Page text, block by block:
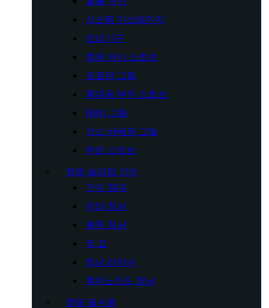
시스템 가스레인지
조리기구
캠핑 버너 스토브
프로판 그릴
휴대용 부탄 스토브
BBQ 그릴
가스 바베큐 그릴
텐트 스토브
캠핑 슬리핑 기어
간이 침대
미라 침낭
봉투 침낭
짚 요
침낭 라이너
휴머노이드 침낭
캠핑 필수품